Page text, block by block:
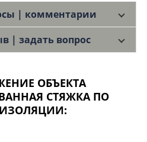
| комментарии
| задать вопрос
ОБЪЕКТА
СТЯЖКА ПО